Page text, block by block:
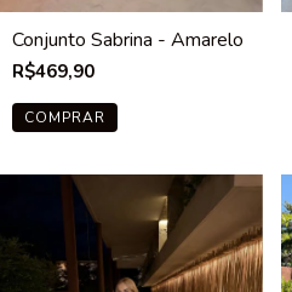
Conjunto Sabrina - Amarelo
R$469,90
COMPRAR